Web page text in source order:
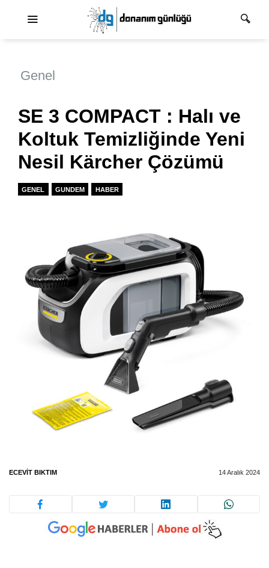
Genel
SE 3 COMPACT : Halı ve
Koltuk Temizliğinde Yeni
Nesil Kärcher Çözümü
GENEL GUNDEM HABER
ECEVIT BIKTIM 14 Aralık 2024